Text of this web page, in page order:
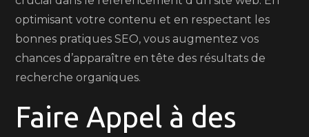
optimisant votre contenu et en respectant les
bonnes pratiques SEO, vous augmentez vos
chances d’apparaître en tête des résultats de
recherche organiques.
Faire Appel à des